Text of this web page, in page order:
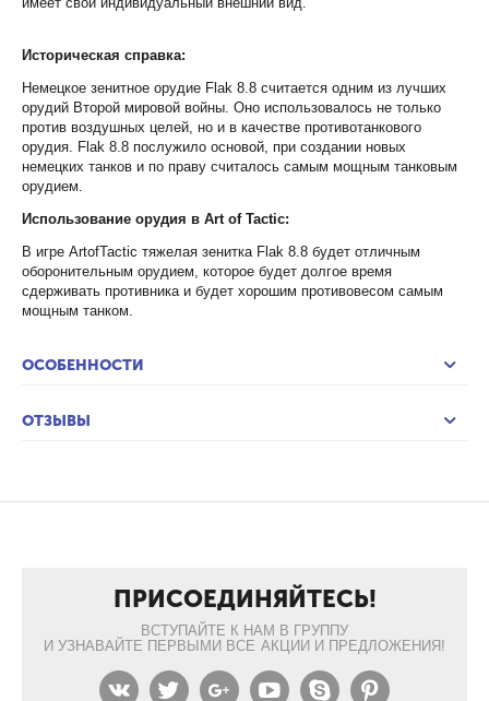
Историческая справка:
Немецкое зенитное орудие Flak 8.8 считается одним из лучших
орудий Второй мировой войны. Оно использовалось не только
против воздушных целей, но и в качестве противотанкового
орудия. Flak 8.8 послужило основой, при создании новых
немецких танков и по праву считалось самым мощным танковым
орудием.
Использование орудия в Art of Tactic:
В игре ArtofTactic тяжелая зенитка Flak 8.8 будет отличным
оборонительным орудием, которое будет долгое время
сдерживать противника и будет хорошим противовесом самым
мощным танком.
ОСОБЕННОСТИ
ОТЗЫВЫ
ПРИСОЕДИНЯЙТЕСЬ!
ВСТУПАЙТЕ К НАМ В ГРУППУ
И УЗНАВАЙТЕ ПЕРВЫМИ ВСЕ АКЦИИ И ПРЕДЛОЖЕНИЯ!